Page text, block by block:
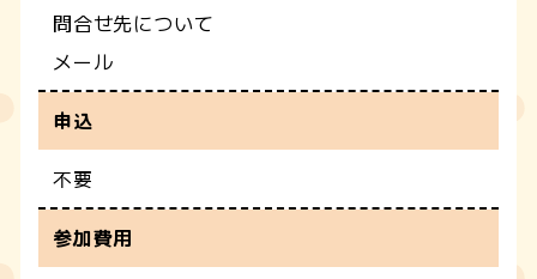
問合せ先について
メール
申込
不要
参加費用